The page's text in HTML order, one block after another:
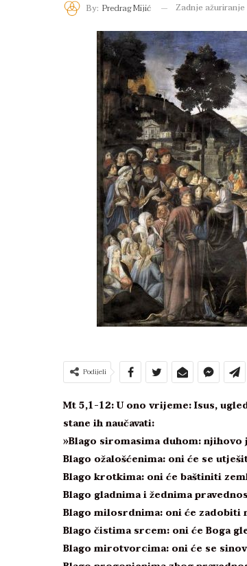
By: Predrag Mijić Zadnje ažuriranje
Podijeli
Mt 5,1-12: U ono vrijeme: Isus,
stane ih naučavati:
»Blago siromasima duhom:
Blago ožalošćenima: oni će se
Blago krotkima: oni će baštiniti
Blago gladnima i žednima
Blago milosrdnima: oni će zadobiti
Blago čistima srcem: oni će Boga
Blago mirotvorcima: oni će se